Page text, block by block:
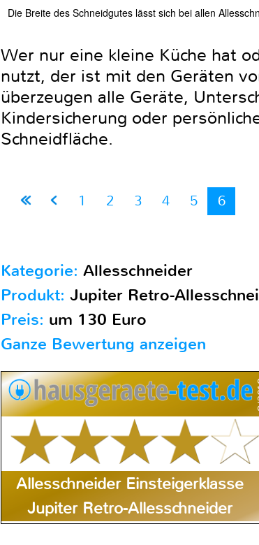
Die Breite des Schneidgutes lässt sich bei allen
Wer nur eine kleine Küche hat
nutzt, der ist mit den Geräten
überzeugen alle Geräte,
Kindersicherung oder
Schneidfläche.
1 2 3 4 5 6
Kategorie: Allesschneider
Produkt: Jupiter Retro-
Preis: um 130 Euro
Ganze Bewertung anzeigen
Allesschneider Einsteigerklasse
Jupiter Retro-Allesschneider